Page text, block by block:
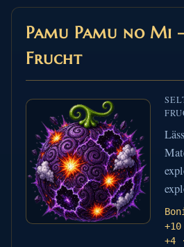
Pamu Pamu no
Frucht
+4